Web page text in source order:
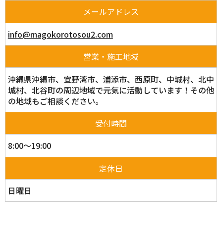
メールアドレス
info@magokorotosou2.com
営業・施工地域
沖縄県沖縄市、宜野湾市、浦添市、西原町、中城村、北中
城村、北谷町の周辺地域で元気に活動しています！その他
の地域もご相談ください。
受付時間
8:00～19:00
定休日
日曜日